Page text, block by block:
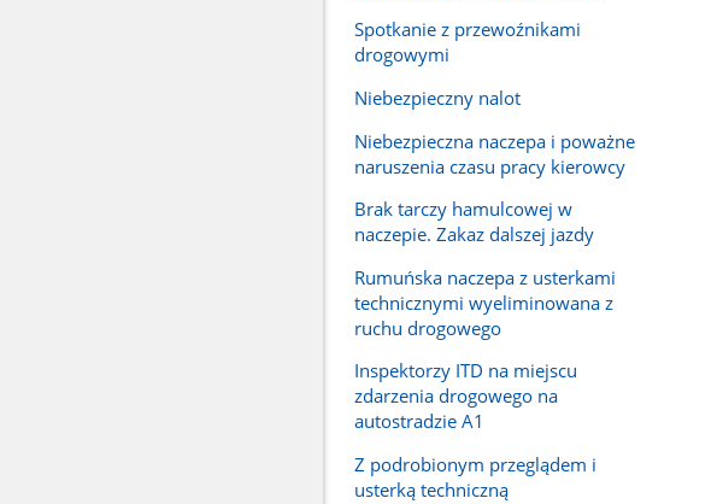
Spotkanie z przewoźnikami
drogowymi
Niebezpieczny nalot
Niebezpieczna naczepa i poważne
naruszenia czasu pracy kierowcy
Brak tarczy hamulcowej w
naczepie. Zakaz dalszej jazdy
Rumuńska naczepa z usterkami
technicznymi wyeliminowana z
ruchu drogowego
Inspektorzy ITD na miejscu
zdarzenia drogowego na
autostradzie A1
Z podrobionym przeglądem i
usterką techniczną